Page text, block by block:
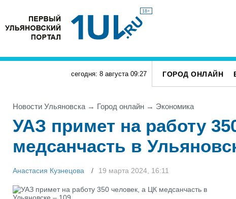
18+
сегодня: 8 августа 09:27 ГОРОД ОНЛАЙН
Новости Ульяновска → Город онлайн → Экономика
УАЗ примет на работу
медсанчасть в
Анастасия Кузнецова 19 марта 2024, 16:11